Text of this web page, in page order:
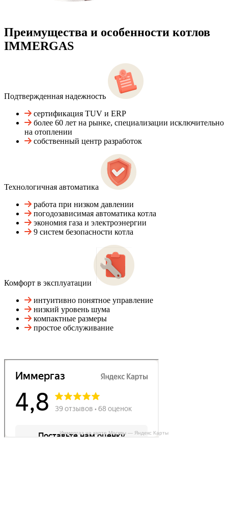
Преимущества и особенности котлов
IMMERGAS
Подтвержденная надежность
сертификация TUV и ERP
более 60 лет на рынке, специализации исключительно
на отоплении
собственный центр разработок
Технологичная автоматика
работа при низком давлении
погодозависимая автоматика котла
экономия газа и электроэнергии
9 систем безопасности котла
Комфорт в эксплуатации
интуитивно понятное управление
низкий уровень шума
компактные размеры
простое обслуживание
Иммергаз на карте Москвы — Яндекс Карты